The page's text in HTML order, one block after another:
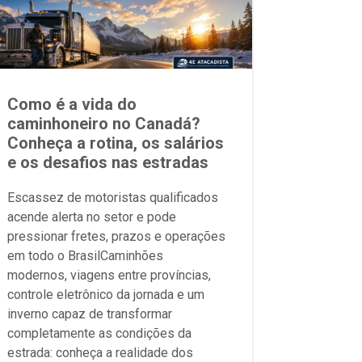
Como é a vida do
caminhoneiro no Canadá?
Conheça a rotina, os salários
e os desafios nas estradas
Escassez de motoristas qualificados
acende alerta no setor e pode
pressionar fretes, prazos e operações
em todo o BrasilCaminhões
modernos, viagens entre províncias,
controle eletrônico da jornada e um
inverno capaz de transformar
completamente as condições da
estrada: conheça a realidade dos